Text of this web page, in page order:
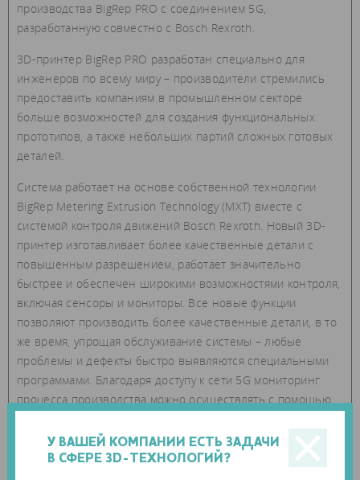
У ВАШЕЙ КОМПАНИИ ЕСТЬ ЗАДАЧИ
В СФЕРЕ 3D-ТЕХНОЛОГИЙ?
производства BigRep PRO с соединением 5G,
разработанную совместно с Bosch Rexroth.
3D-принтер BigRep PRO разработан специально для
инженеров по всему миру – производители стремились
предоставить компаниям в промышленном секторе
больше возможностей для создания функциональных
прототипов, а также небольших партий сложных готовых
деталей.
Система работает на основе собственной технологии
BigRep Metering Extrusion Technology (MXT) вместе с
системой контроля движений Bosch Rexroth. Новый 3D-
принтер изготавливает более качественные детали с
повышенным разрешением, работает значительно
быстрее и обеспечен широкими возможностями контроля,
включая сенсоры и мониторы. Все новые функции
позволяют производить более качественные детали, в то
же время, упрощая обслуживание системы – любые
проблемы и дефекты быстро выявляются специальными
программами. Благодаря доступу к сети 5G мониторинг
процесса производства можно осуществлять с помощью
PRO можно заказать уже сейчас.